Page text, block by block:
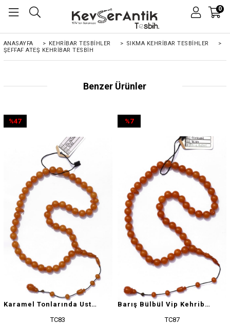
0
ANASAYFA > KEHRIBAR TESBIHLER > SIKMA KEHRİBAR TESBİHLER
>
ŞEFFAF ATEŞ KEHRIBAR TESBIH
Benzer Ürünler
Karamel Tonlarında Usta İşçilikli Tesbih
TC83
%47
Barış Bülbül Vip Kehribar Tesbih
TC87
%7